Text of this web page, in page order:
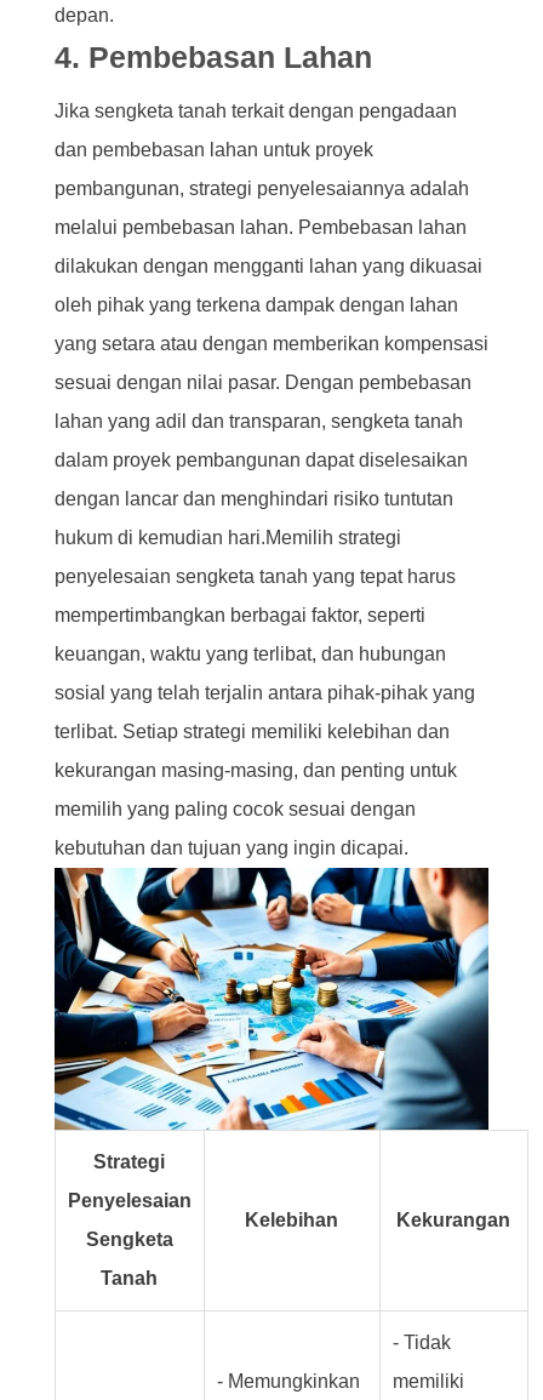
depan.
4. Pembebasan Lahan
Jika sengketa tanah terkait dengan pengadaan
dan pembebasan lahan untuk proyek
pembangunan, strategi penyelesaiannya adalah
melalui pembebasan lahan. Pembebasan lahan
dilakukan dengan mengganti lahan yang dikuasai
oleh pihak yang terkena dampak dengan lahan
yang setara atau dengan memberikan kompensasi
sesuai dengan nilai pasar. Dengan pembebasan
lahan yang adil dan transparan, sengketa tanah
dalam proyek pembangunan dapat diselesaikan
dengan lancar dan menghindari risiko tuntutan
hukum di kemudian hari.Memilih strategi
penyelesaian sengketa tanah yang tepat harus
mempertimbangkan berbagai faktor, seperti
keuangan, waktu yang terlibat, dan hubungan
sosial yang telah terjalin antara pihak-pihak yang
terlibat. Setiap strategi memiliki kelebihan dan
kekurangan masing-masing, dan penting untuk
memilih yang paling cocok sesuai dengan
kebutuhan dan tujuan yang ingin dicapai.
Strategi
Penyelesaian
Sengketa
Tanah
Kelebihan Kekurangan
- Memungkinkan
- Tidak
memiliki